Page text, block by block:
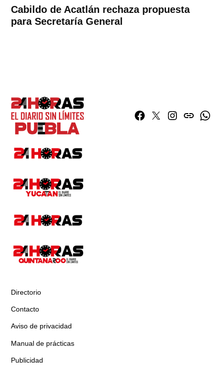
Cabildo de Acatlán rechaza propuesta
para Secretaría General
Facebook
TwitterInstagram
issuu
Directorio
Contacto
Aviso de privacidad
Manual de prácticas
Publicidad